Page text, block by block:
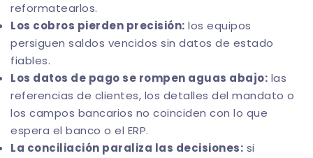
reformatearlos.
Los cobros pierden precisión: los equipos
persiguen saldos vencidos sin datos de estado
fiables.
Los datos de pago se rompen aguas abajo: las
referencias de clientes, los detalles del mandato o
los campos bancarios no coinciden con lo que
espera el banco o el ERP.
La conciliación paraliza las decisiones: si